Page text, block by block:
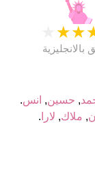
★
★
بالانجليزية
, حسين, انس.
, ملاك, لارا .